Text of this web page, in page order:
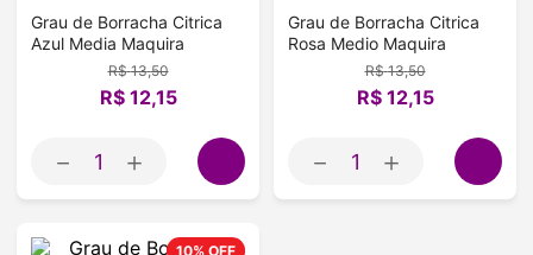
Grau de Borracha Citrica
Azul Media Maquira
R$ 13,50
R$ 12,15
＋
－
Grau de Borracha Citrica
Rosa Medio Maquira
R$ 13,50
R$ 12,15
＋
－
10% OFF